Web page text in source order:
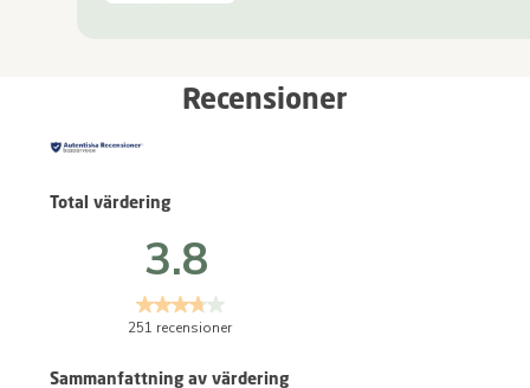
Recensioner
Sammanfattning av värdering
Total värdering
3.8
251 recensioner